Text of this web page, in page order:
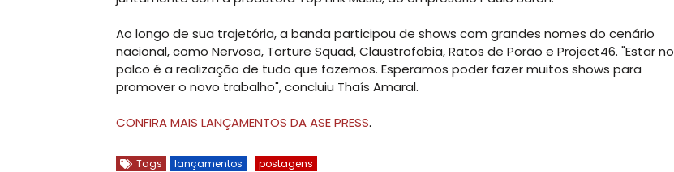
Ao longo de sua trajetória, a banda participou de shows com grandes nomes do cenário
nacional, como Nervosa, Torture Squad, Claustrofobia, Ratos de Porão e Project46. "Estar no
palco é a realização de tudo que fazemos. Esperamos poder fazer muitos shows para
promover o novo trabalho", concluiu Thaís Amaral.
CONFIRA MAIS LANÇAMENTOS DA ASE PRESS.
Tags lançamentos postagens